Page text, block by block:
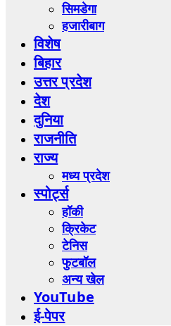
सिमडेगा
हजारीबाग
विशेष
बिहार
उत्तर प्रदेश
देश
दुनिया
राजनीति
राज्य
मध्य प्रदेश
स्पोर्ट्स
हॉकी
क्रिकेट
टेनिस
फुटबॉल
अन्य खेल
YouTube
ई-पेपर